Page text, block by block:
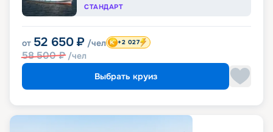
СТАНДАРТ
от 52 650 ₽ /чел
58 500₽ /чел
+2 027
Выбрать круиз